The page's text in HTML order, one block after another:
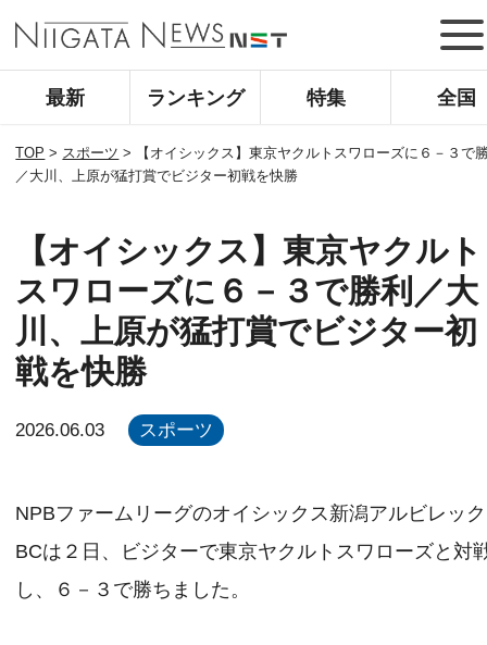
最新 ランキング 特集 全国
TOP > スポーツ >
【オイシックス】東京ヤクルトスワローズに６－３で
／大川、上原が猛打賞でビジター初戦を快勝
【オイシックス】東京ヤクルト
スワローズに６－３で勝利／大
川、上原が猛打賞でビジター初
戦を快勝
2026.06.03 スポーツ
NPBファームリーグのオイシックス新潟アルビレッ
BCは２日、ビジターで東京ヤクルトスワローズと対
し、６－３で勝ちました。